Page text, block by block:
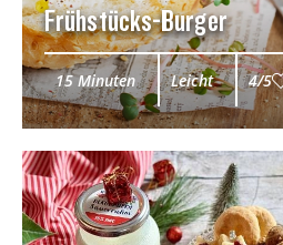
Frühstücks-Burger
15 Minuten Leicht 4/5